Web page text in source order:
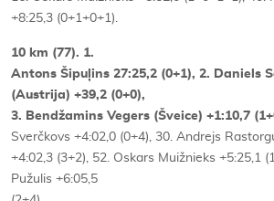
+8:25,3 (0+1+0+1).
10 km (77). 1.
Antons Šipuļins 27:25,2 (0+1), 2. Daniels
(Austrija) +39,2 (0+0),
3. Bendžamins Vegers (Šveice) +1:10,7
Sverčkovs +4:02,0 (0+4), 30. Andrejs
+4:02,3 (3+2), 52. Oskars Muižnieks +5:25,1
Pužulis +6:05,5